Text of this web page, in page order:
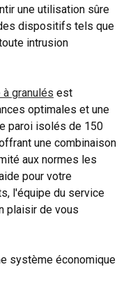
une utilisation sûre
dispositifs tels que
intrusion
granulés est
optimales et une
paroi isolés de 150
une combinaison
aux normes les
pour votre
l'équipe du service
plaisir de vous
système économique